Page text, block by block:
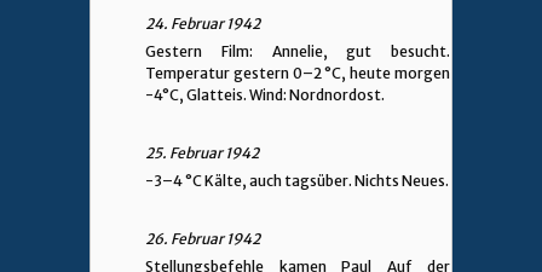
24. Februar 1942
Gestern Film: Annelie, gut besucht.
Temperatur gestern 0–2 °C, heute morgen
-4°C, Glatteis. Wind: Nordnordost.
25. Februar 1942
-3–4 °C Kälte, auch tagsüber. Nichts Neues.
26. Februar 1942
Stellungsbefehle kamen Paul Auf der